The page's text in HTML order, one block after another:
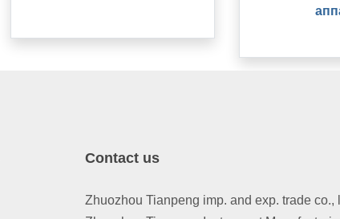
Contact us
Zhuozhou Tianpeng imp. and exp. trade co.,